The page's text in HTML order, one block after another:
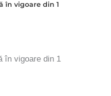
în vigoare din 1
în vigoare din 1